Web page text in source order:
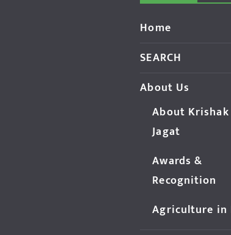
Home
SEARCH
About Us
About Krishak
Jagat
Awards &
Recognition
Agriculture in